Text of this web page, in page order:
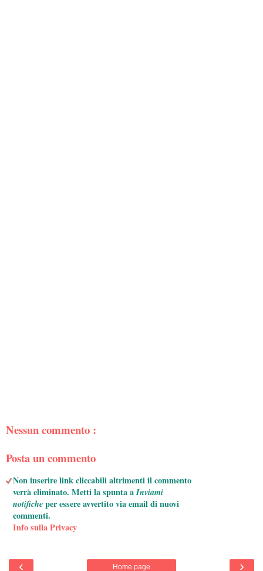
Nessun commento :
Posta un commento
Non inserire link cliccabili altrimenti il commento
verrà eliminato. Metti la spunta aInviami
notificheper essere avvertito via email di nuovi
commenti.
Info sulla Privacy
‹ ›
Home page